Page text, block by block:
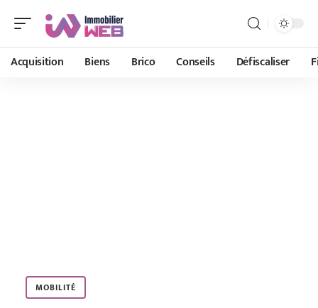
Acquisition Biens Brico Conseils Défiscaliser
MOBILITÉ